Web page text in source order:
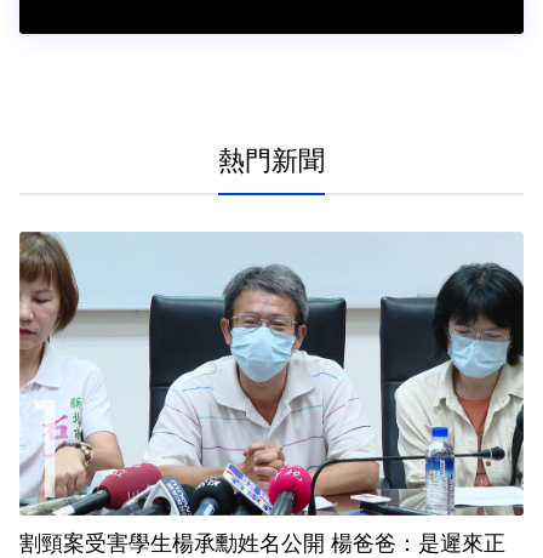
熱門新聞
割頸案受害學生楊承勳姓名公開 楊爸爸：是遲來正